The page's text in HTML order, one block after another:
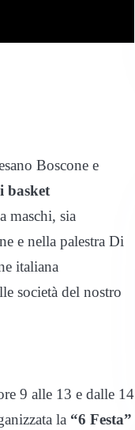
Boscone e
basket
maschi, sia
e nella palestra Di
italiana
società del nostro
9 alle 13 e dalle 14
la “6 Festa”